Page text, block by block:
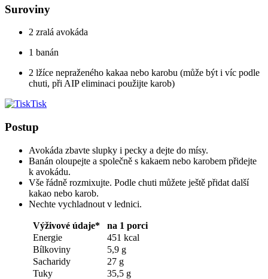
Suroviny
2 zralá avokáda
1 banán
2 lžíce nepraženého kakaa nebo karobu (může být i víc podle
chuti, při AIP eliminaci použijte karob)
Tisk
Postup
Avokáda zbavte slupky i pecky a dejte do mísy.
Banán oloupejte a společně s kakaem nebo karobem přidejte
k avokádu.
Vše řádně rozmixujte. Podle chuti můžete ještě přidat další
kakao nebo karob.
Nechte vychladnout v lednici.
Výživové údaje*
na 1 porci
Energie
451 kcal
Bílkoviny
5,9 g
Sacharidy
27 g
Tuky
35,5 g